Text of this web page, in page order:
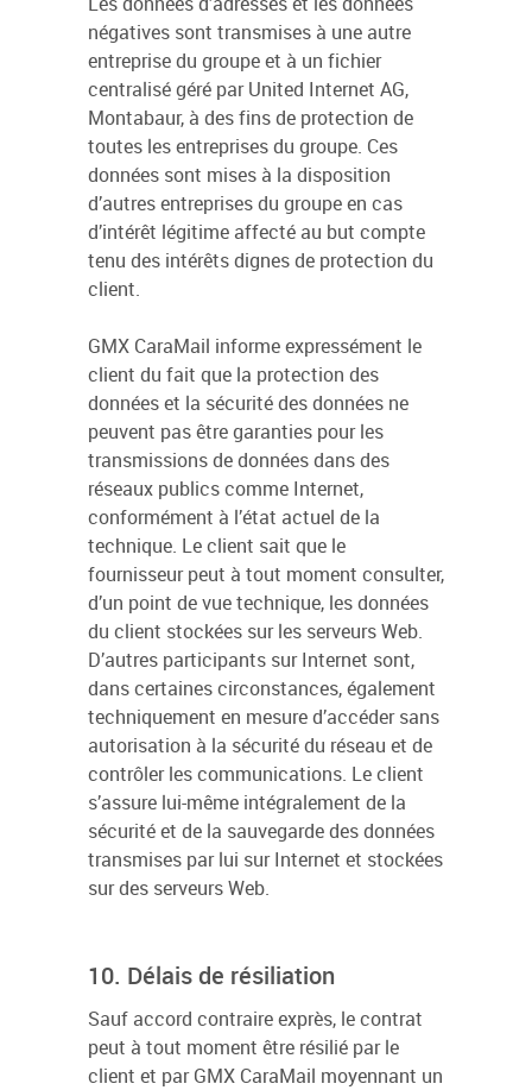
négatives sont transmises à une autre
entreprise du groupe et à un fichier
centralisé géré par United Internet AG,
Montabaur, à des fins de protection de
toutes les entreprises du groupe. Ces
données sont mises à la disposition
d’autres entreprises du groupe en cas
d’intérêt légitime affecté au but compte
tenu des intérêts dignes de protection du
client.
GMX CaraMail informe expressément le
client du fait que la protection des
données et la sécurité des données ne
peuvent pas être garanties pour les
transmissions de données dans des
réseaux publics comme Internet,
conformément à l’état actuel de la
technique. Le client sait que le
fournisseur peut à tout moment consulter,
d’un point de vue technique, les données
du client stockées sur les serveurs Web.
D’autres participants sur Internet sont,
dans certaines circonstances, également
techniquement en mesure d’accéder sans
autorisation à la sécurité du réseau et de
contrôler les communications. Le client
s’assure lui-même intégralement de la
sécurité et de la sauvegarde des données
transmises par lui sur Internet et stockées
sur des serveurs Web.
10. Délais de résiliation
Sauf accord contraire exprès, le contrat
peut à tout moment être résilié par le
client et par GMX CaraMail moyennant un